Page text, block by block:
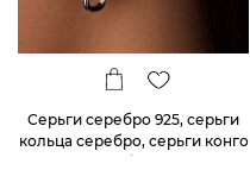
Серьги серебро 925, серьги
кольца серебро, серьги конго